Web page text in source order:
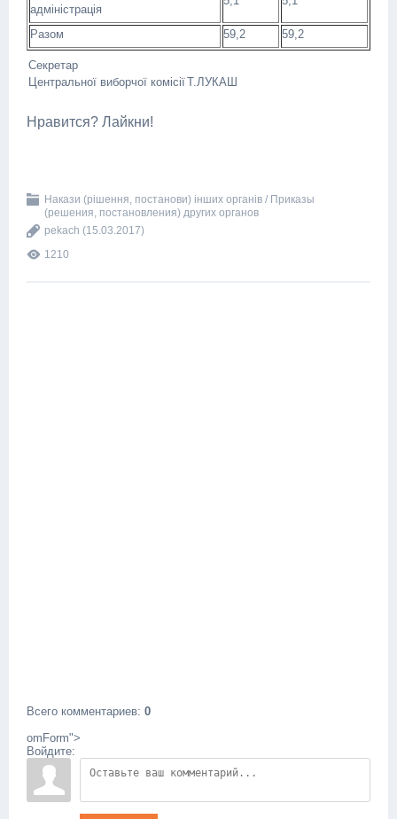
адміністрація
Разом 59,2 59,2
Секретар
Центральної виборчої комісіїТ.ЛУКАШ
Нравится? Лайкни!
Накази (рішення, постанови) інших органів / Приказы
(решения, постановления) других органов
pekach (15.03.2017)
1210
Всего комментариев: 0
omForm">
Войдите: